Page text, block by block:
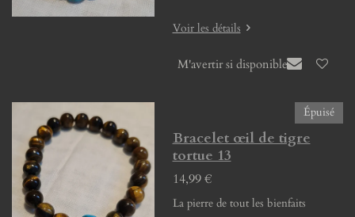
Voir les détails
M'avertir si disponible
Épuisé
Bracelet œil de tigre
tortue 13
14,99 €
La pierre de tout les bienfaits